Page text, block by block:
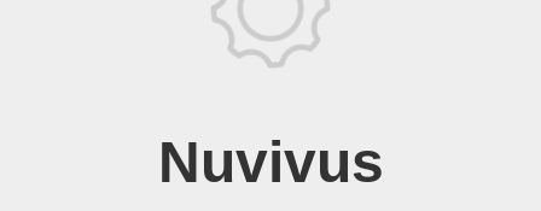
Nuvivus